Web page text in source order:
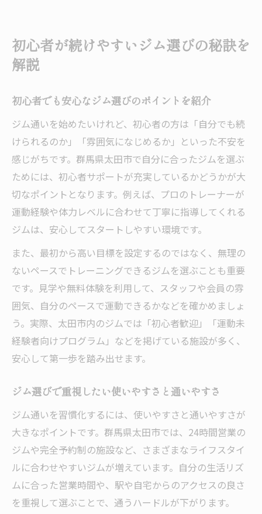
初心者が続けやすいジム選びの秘訣を
解説
初心者でも安心なジム選びのポイントを紹介
ジム通いを始めたいけれど、初心者の方は「自分でも続
けられるのか」「雰囲気になじめるか」といった不安を
感じがちです。群馬県太田市で自分に合ったジムを選ぶ
ためには、初心者サポートが充実しているかどうかが大
切なポイントとなります。例えば、プロのトレーナーが
運動経験や体力レベルに合わせて丁寧に指導してくれる
ジムは、安心してスタートしやすい環境です。
また、最初から高い目標を設定するのではなく、無理の
ないペースでトレーニングできるジムを選ぶことも重要
です。見学や無料体験を利用して、スタッフや会員の雰
囲気、自分のペースで運動できるかなどを確かめましょ
う。実際、太田市内のジムでは「初心者歓迎」「運動未
経験者向けプログラム」などを掲げている施設が多く、
安心して第一歩を踏み出せます。
ジム選びで重視したい使いやすさと通いやすさ
ジム通いを習慣化するには、使いやすさと通いやすさが
大きなポイントです。群馬県太田市では、24時間営業の
ジムや完全予約制の施設など、さまざまなライフスタイ
ルに合わせやすいジムが増えています。自分の生活リズ
ムに合った営業時間や、駅や自宅からのアクセスの良さ
を重視して選ぶことで、通うハードルが下がります。